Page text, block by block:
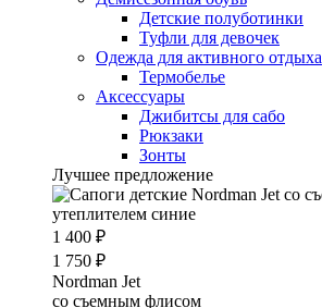
Детские полуботинки
Туфли для девочек
Одежда для активного отдыха
Термобелье
Аксессуары
Джибитсы для сабо
Рюкзаки
Зонты
Лучшее предложение
1 400 ₽
1 750 ₽
Nordman Jet
со съемным флисом